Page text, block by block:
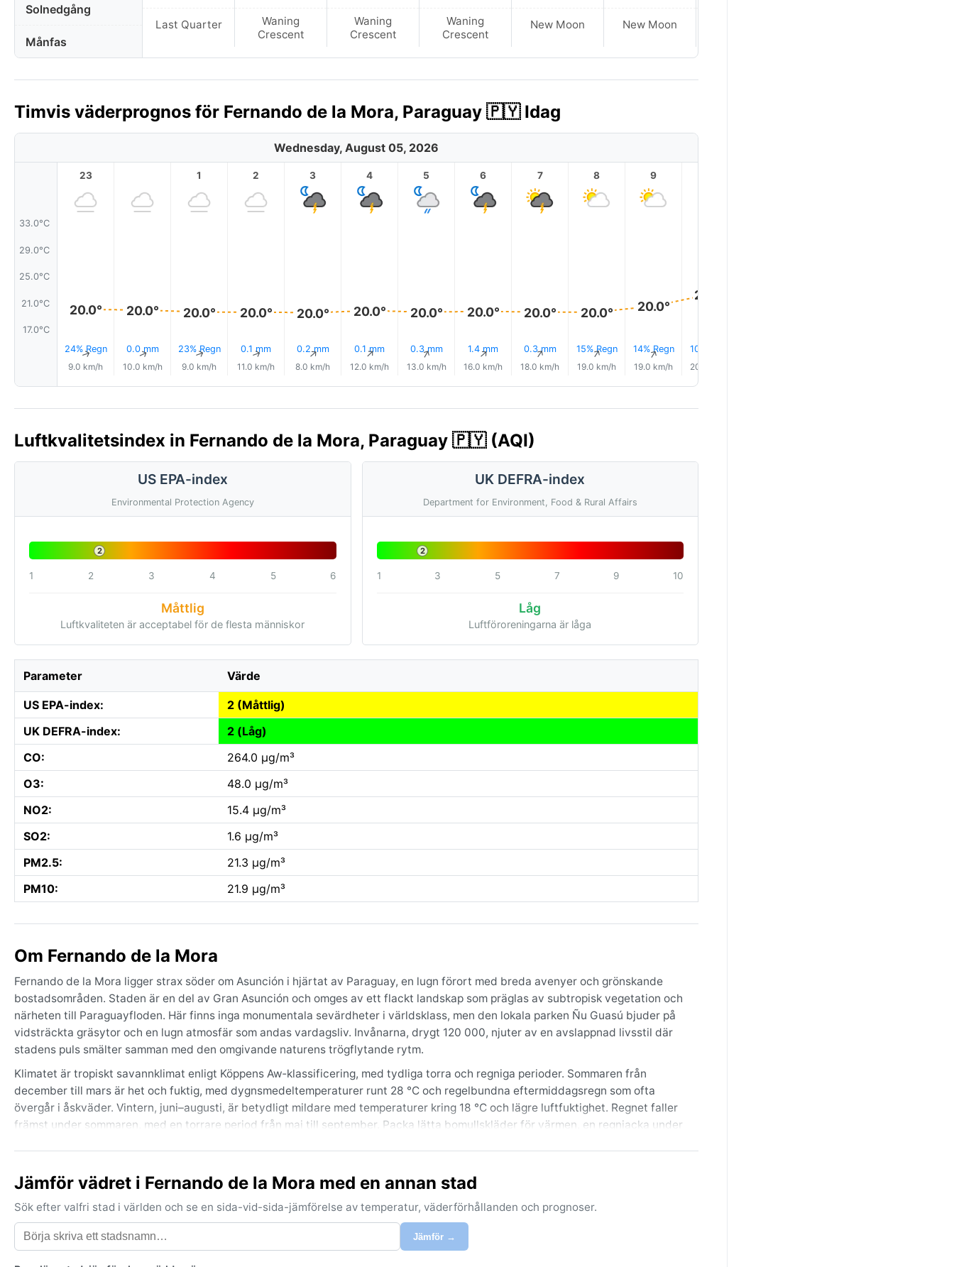
Solnedgång
Månfas
Last Quarter
Waning
Crescent
Waning
Crescent
Waning
Crescent
New Moon New Moon
Timvis väderprognos för Fernando de la Mora, Paraguay 🇵🇾 Idag
Wednesday, August 05, 2026
33.0°C
29.0°C
25.0°C
21.0°C
17.0°C
23
20.0°
24% Regn
↑
9.0 km/h
20.0°
0.0 mm
↑
10.0 km/h
1
20.0°
23% Regn
↑
9.0 km/h
2
20.0°
0.1 mm
↑
11.0 km/h
3
20.0°
0.2 mm
↑
8.0 km/h
4
20.0°
0.1 mm
↑
12.0 km/h
5
20.0°
0.3 mm
↑
13.0 km/h
6
20.0°
1.4 mm
↑
16.0 km/h
7
20.0°
0.3 mm
↑
18.0 km/h
8
20.0°
15% Regn
↑
19.0 km/h
9
20.0°
14% Regn
↑
19.0 km/h
22.0°
10% Regn
20.0 km/h
Luftkvalitetsindex in Fernando de la Mora, Paraguay 🇵🇾 (AQI)
US EPA-index
Environmental Protection Agency
2
1 2 3 4 5 6
Måttlig
Luftkvaliteten är acceptabel för de flesta människor
UK DEFRA-index
Department for Environment, Food & Rural Affairs
2
1 3 5 7 9 10
Låg
Luftföroreningarna är låga
Parameter Värde
US EPA-index:
2 (Måttlig)
UK DEFRA-index:
2 (Låg)
CO:
264.0 µg/m³
O3:
48.0 µg/m³
NO2:
15.4 µg/m³
SO2:
1.6 µg/m³
PM2.5:
21.3 µg/m³
PM10:
21.9 µg/m³
Om Fernando de la Mora
Fernando de la Mora ligger strax söder om Asunción i hjärtat av Paraguay, en lugn förort med breda avenyer och grönskande
bostadsområden. Staden är en del av Gran Asunción och omges av ett flackt landskap som präglas av subtropisk vegetation och
närheten till Paraguayfloden. Här finns inga monumentala sevärdheter i världsklass, men den lokala parken Ñu Guasú bjuder på
vidsträckta gräsytor och en lugn atmosfär som andas vardagsliv. Invånarna, drygt 120 000, njuter av en avslappnad livsstil där
stadens puls smälter samman med den omgivande naturens trögflytande rytm.
Klimatet är tropiskt savannklimat enligt Köppens Aw‑klassificering, med tydliga torra och regniga perioder. Sommaren från
december till mars är het och fuktig, med dygnsmedeltemperaturer runt 28 °C och regelbundna eftermiddagsregn som ofta
övergår i åskväder. Vintern, juni–augusti, är betydligt mildare med temperaturer kring 18 °C och lägre luftfuktighet. Regnet faller
främst under sommaren, med en torrare period från maj till september. Packa lätta bomullskläder för värmen, en regnjacka under
värmer utan att trycka. Ett notervärt väderfenomen är surazos – kalla fronter som vandrar norrut från Argentina och kan få
temperaturen att sjunka över tio grader på bara ett dygn, mitt i vad som annars är en mild vinter. Sommaren bjuder på tropiska
åskoväder, men orkaner förekommer inte. Den som söker ett jämnare klimat undviker regntiden och väljer den torra årstiden.
Jämför vädret i Fernando de la Mora med en annan stad
Sök efter valfri stad i världen och se en sida-vid-sida-jämförelse av temperatur, väderförhållanden och prognoser.
Jämför →